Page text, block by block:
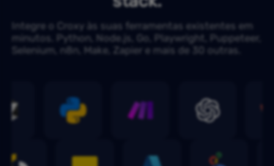
Integre o Croxy às suas ferramentas existentes em
minutos. Python, Node.js, Go, Playwright, Puppeteer,
Selenium, n8n, Make, Zapier e mais de 30 outras.